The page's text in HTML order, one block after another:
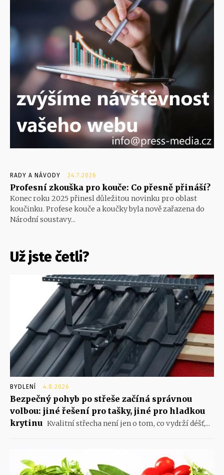
RADY A NÁVODY 24.7.2026
Profesní zkouška pro kouče: Co přesně přináší?
Konec roku 2025 přinesl důležitou novinku pro oblast
koučinku. Profese kouče a koučky byla nově zařazena do
Národní soustavy...
Už jste četli?
BYDLENÍ 4.8.2026
Bezpečný pohyb po střeše začíná správnou
volbou: jiné řešení pro tašky, jiné pro hladkou
krytinu Kvalitní střecha není jen o tom, co vydrží déšť,...